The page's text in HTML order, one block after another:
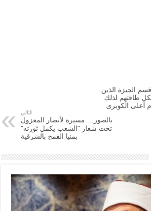
الجيزة الذين
طاقتهم لذلك
أعلى الكوبرى
التالي
بالصور… مسيرة لأنصار المعزول
تحت شعار “الشعب يكمل ثورته”
بمنيا القمح بالشرقية